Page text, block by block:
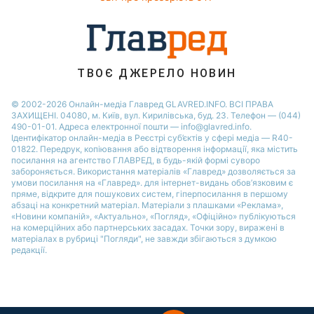
Новини Рівного
ТВОЄ ДЖЕРЕЛО НОВИН
© 2002-2026 Онлайн-медіа Главред GLAVRED.INFO. ВСІ ПРАВА
ЗАХИЩЕНІ. 04080, м. Київ, вул. Кирилівська, буд. 23. Телефон — (044)
490-01-01. Адреса електронної пошти — info@glavred.info.
Ідентифікатор онлайн-медіа в Реєстрі суб’єктів у сфері медіа — R40-
01822. Передрук, копіювання або відтворення інформації, яка містить
посилання на агентство ГЛАВРЕД, в будь-якій формi суворо
забороняється. Використання матеріалів «Главред» дозволяється за
умови посилання на «Главред». для інтернет-видань обов’язковим є
пряме, відкрите для пошукових систем, гіперпосилання в першому
абзаці на конкретний матеріал. Матеріали з плашками «Реклама»,
«Новини компаній», «Актуально», «Погляд», «Офіційно» публікуються
на комерційних або партнерських засадах. Точки зору, виражені в
матеріалах в рубриці "Погляди", не завжди збігаються з думкою
редакції.